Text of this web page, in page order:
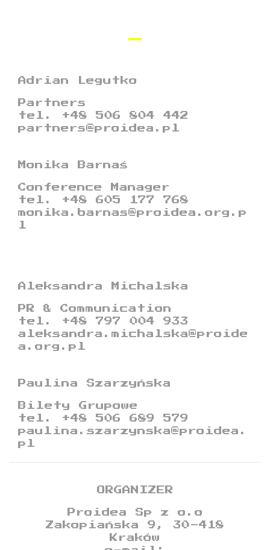
Adrian Legutko
Partners
tel. +48 506 804 442
partners@proidea.pl
Monika Barnaś
Conference Manager
tel. +48 605 177 768
monika.barnas@proidea.org.p
l
Aleksandra Michalska
PR & Communication
tel. +48 797 004 933
aleksandra.michalska@proide
a.org.pl
Paulina Szarzyńska
Bilety Grupowe
tel. +48 506 689 579
paulina.szarzynska@proidea.
pl
ORGANIZER
Proidea Sp z o.o
Zakopiańska 9, 30-418
Kraków